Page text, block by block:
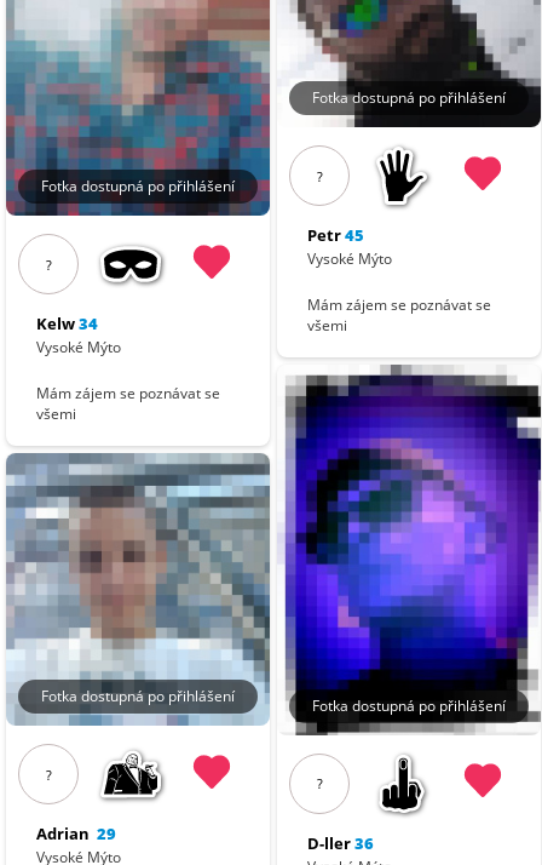
Fotka dostupná po přihlášení
?
Kelw34
Vysoké Mýto
Mám zájem se poznávat se
všemi
Fotka dostupná po přihlášení
?
Adrian 29
Vysoké Mýto
Fotka dostupná po přihlášení
?
Petr45
Vysoké Mýto
Mám zájem se poznávat se
všemi
Fotka dostupná po přihlášení
?
D-ller36